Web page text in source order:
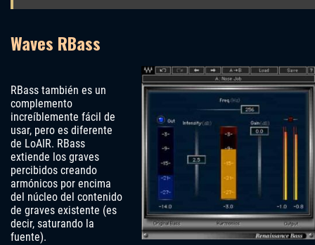
Waves RBass
RBass también es un
complemento
increíblemente fácil de
usar, pero es diferente
de LoAIR. RBass
extiende los graves
percibidos creando
armónicos por encima
del núcleo del contenido
de graves existente (es
decir, saturando la
fuente).